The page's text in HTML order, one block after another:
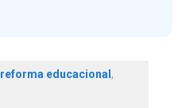
reforma educacional,